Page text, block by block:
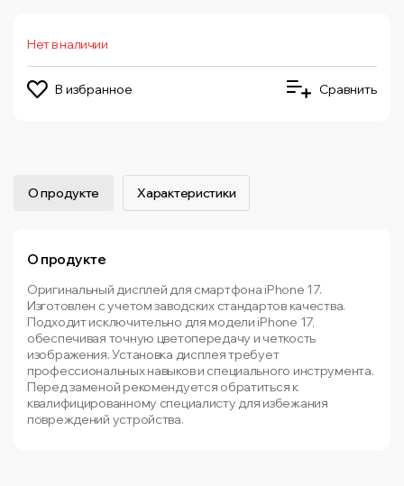
Нет в наличии
В избранное Сравнить
О продукте Характеристики
О продукте
Оригинальный дисплей для смартфона iPhone 17.
Изготовлен с учетом заводских стандартов качества.
Подходит исключительно для модели iPhone 17,
обеспечивая точную цветопередачу и четкость
изображения. Установка дисплея требует
профессиональных навыков и специального инструмента.
Перед заменой рекомендуется обратиться к
квалифицированному специалисту для избежания
повреждений устройства.